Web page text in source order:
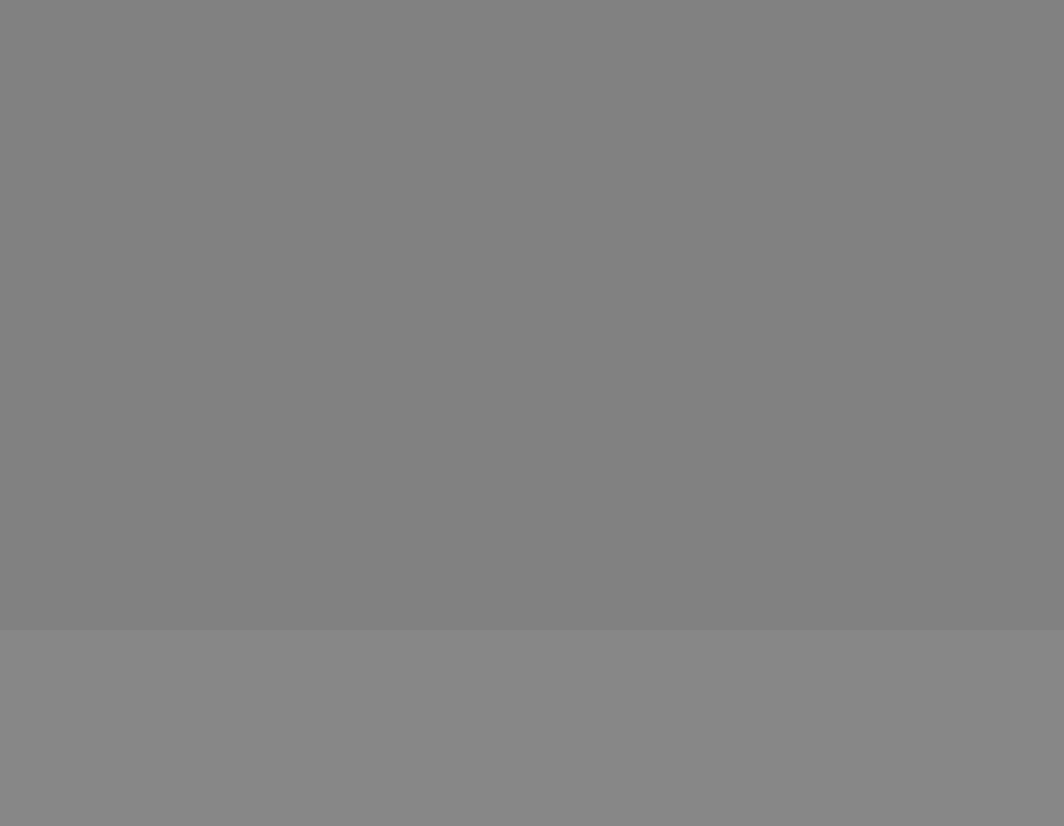
– ideal für den Erfahrungsaustausch und neue Impulse.